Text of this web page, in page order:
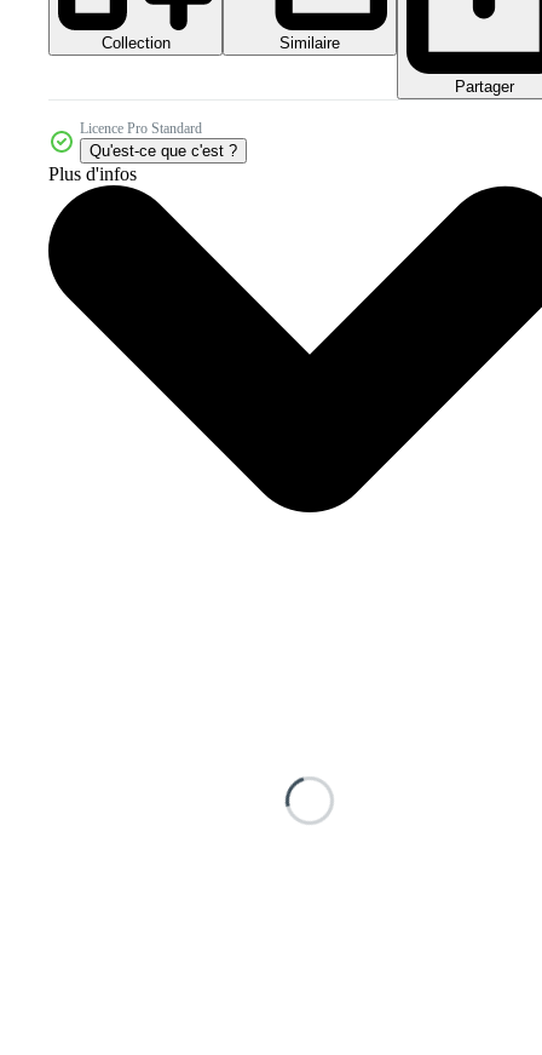
Collection Similaire
Partager
Licence Pro Standard
Qu'est-ce que c'est ?
Plus d'infos